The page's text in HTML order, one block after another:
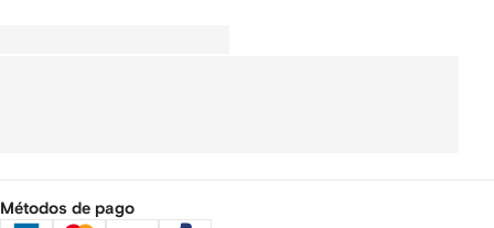
Métodos de pago